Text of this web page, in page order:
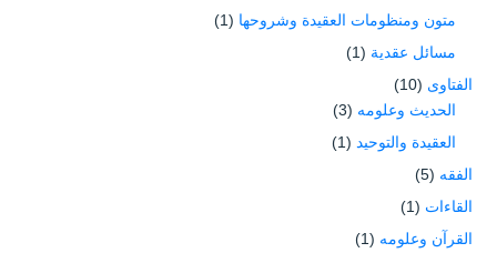
متون ومنظومات العقيدة وشروحها (1)
مسائل عقدية (1)
الفتاوى (10)
الحديث وعلومه (3)
العقيدة والتوحيد (1)
الفقه (5)
القاءات (1)
القرآن وعلومه (1)